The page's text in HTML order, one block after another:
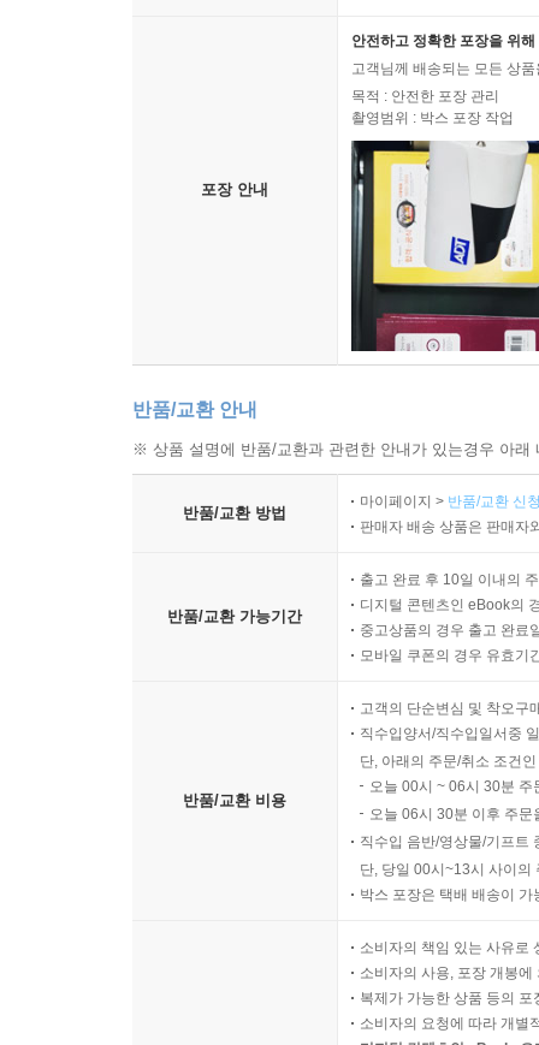
포장 안내
안전하고 정확한 포장을 위
고객님께 배송되는 모든 상
목적 : 안전한 포장 관리
촬영범위 : 박스 포장 작업
반품/교환 안내
※ 상품 설명에 반품/교환과 관련한 안내가 있는경우 아
반품/교환 방법
마이페이지 > 반품/교환 신
판매자 배송 상품은 판매자
반품/교환 가능기간
출고 완료 후 10일 이내의
디지털 콘텐츠인 eBook의
중고상품의 경우 출고 완료
모바일 쿠폰의 경우 유효기
반품/교환 비용
고객의 단순변심 및 착오구
직수입양서/직수입일서중
단, 아래의 주문/취소 조건
오늘 00시 ~ 06시 30분
오늘 06시 30분 이후 주
직수입 음반/영상물/기프트
단, 당일 00시~13시 사이의
박스 포장은 택배 배송이
소비자의 책임 있는 사유로
소비자의 사용, 포장 개봉
복제가 가능한 상품 등의
소비자의 요청에 따라 개별